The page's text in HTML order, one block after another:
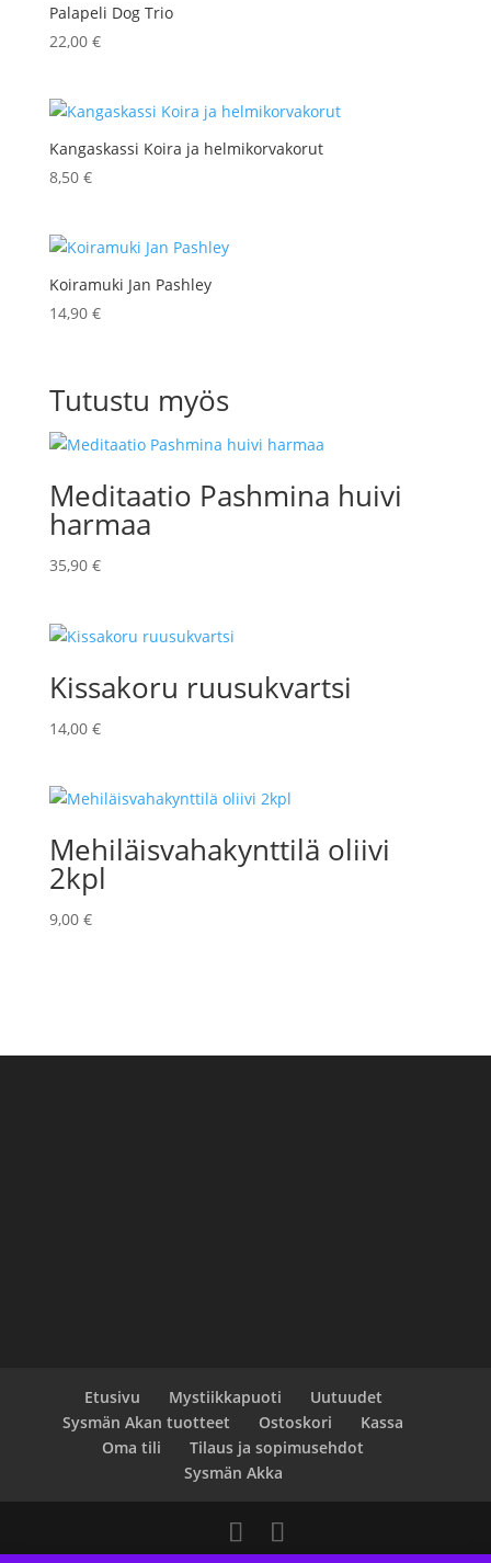
Palapeli Dog Trio
22,00 €
Kangaskassi Koira ja helmikorvakorut
8,50 €
Koiramuki Jan Pashley
14,90 €
Tutustu myös
Meditaatio Pashmina huivi
harmaa
35,90 €
Kissakoru ruusukvartsi
14,00 €
Mehiläisvahakynttilä oliivi
2kpl
9,00 €
Etusivu Mystiikkapuoti
Uutuudet
Sysmän Akan tuotteet
Ostoskori
Kassa
Oma tili
Tilaus ja sopimusehdot
Sysmän Akka